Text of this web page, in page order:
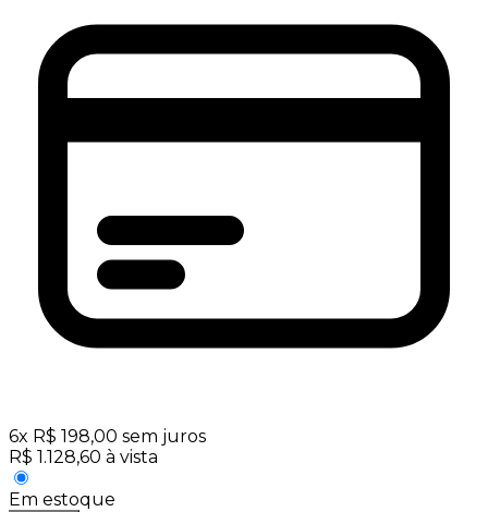
6x R$ 198,00 sem juros
R$ 1.128,60 à vista
Em estoque